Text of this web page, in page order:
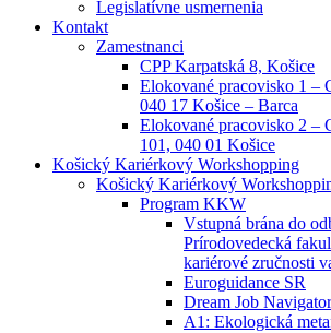
Legislatívne usmernenia
Kontakt
Zamestnanci
CPP Karpatská 8, Košice
Elokované pracovisko 1 –
040 17 Košice – Barca
Elokované pracovisko 2 –
101, 040 01 Košice
Košický Kariérkový Workshopping
Košický Kariérkový
Program KKW
Vstupná brána do
Prírodovedecká
kariérové zručnosti
Euroguidance SR
Dream Job Navigator
A1: Ekologická